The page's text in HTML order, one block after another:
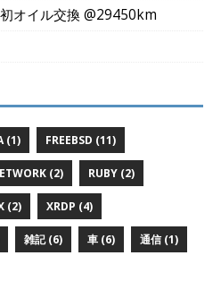
オイル交換 @29450km
(1) FREEBSD (11)
(2) RUBY (2)
(2) XRDP (4)
雑記 (6) 車 (6) 通信 (1)